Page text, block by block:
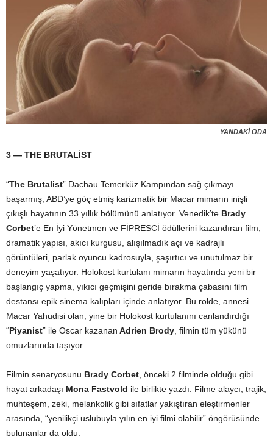
YANDAKİ ODA
3 — THE BRUTALİST
“The Brutalist” Dachau Temerküz Kampından sağ çıkmayı
başarmış, ABD’ye göç etmiş karizmatik bir Macar mimarın inişli
çıkışlı hayatının 33 yıllık bölümünü anlatıyor. Venedik’te Brady
Corbet’e En İyi Yönetmen ve FİPRESCİ ödüllerini kazandıran film,
dramatik yapısı, akıcı kurgusu, alışılmadık açı ve kadrajlı
görüntüleri, parlak oyuncu kadrosuyla, şaşırtıcı ve unutulmaz bir
deneyim yaşatıyor. Holokost kurtulanı mimarın hayatında yeni bir
başlangıç yapma, yıkıcı geçmişini geride bırakma çabasını film
destansı epik sinema kalıpları içinde anlatıyor. Bu rolde, annesi
Macar Yahudisi olan, yine bir Holokost kurtulanını canlandırdığı
“Piyanist” ile Oscar kazanan Adrien Brody , filmin tüm yükünü
omuzlarında taşıyor.
Filmin senaryosunu Brady Corbet , önceki 2 filminde olduğu gibi
hayat arkadaşı Mona Fastvold ile birlikte yazdı. Filme alaycı, trajik,
muhteşem, zeki, melankolik gibi sıfatlar yakıştıran eleştirmenler
arasında, “yenilikçi uslubuyla yılın en iyi filmi olabilir” öngörüsünde
bulunanlar da oldu.